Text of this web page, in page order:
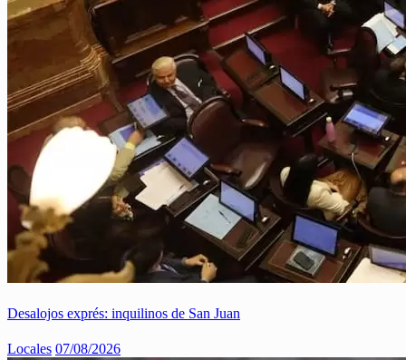
Desalojos exprés: inquilinos de San Juan
Locales 07/08/2026